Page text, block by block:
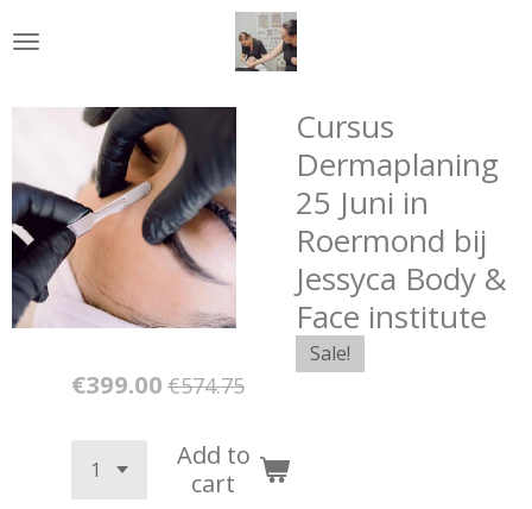
to
content
Cursus
Dermaplaning
25 Juni in
Roermond bij
Jessyca Body &
Face institute
Sale!
€399.00 €574.75
Add to
cart